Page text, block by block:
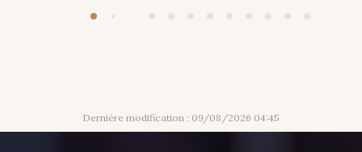
Dernière modification : 09/08/2026 04:45